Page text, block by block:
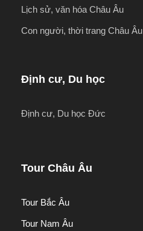
Lịch sử, văn hóa Châu Âu
Con người, thời trang Châu Âu
Định cư, Du học
Định cư, Du học Đức
Tour Châu Âu
Tour Bắc Âu
Tour Nam Âu